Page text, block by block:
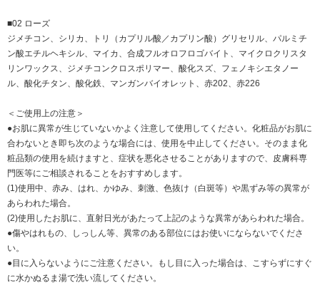
■02 ローズ
ジメチコン、シリカ、トリ（カプリル酸／カプリン酸）グリセリル、パルミチ
ン酸エチルヘキシル、マイカ、合成フルオロフロゴバイト、マイクロクリスタ
リンワックス、ジメチコンクロスポリマー、酸化スズ、フェノキシエタノー
ル、酸化チタン、酸化鉄、マンガンバイオレット、赤202、赤226
＜ご使用上の注意＞
●お肌に異常が生じていないかよく注意して使用してください。化粧品がお肌に
合わないとき即ち次のような場合には、使用を中止してください。そのまま化
粧品類の使用を続けますと、症状を悪化させることがありますので、皮膚科専
門医等にご相談されることをおすすめします。
(1)使用中、赤み、はれ、かゆみ、刺激、色抜け（白斑等）や黒ずみ等の異常が
あらわれた場合。
(2)使用したお肌に、直射日光があたって上記のような異常があらわれた場合。
●傷やはれもの、しっしん等、異常のある部位にはお使いにならないでくださ
い。
●目に入らないようにご注意ください。もし目に入った場合は、こすらずにすぐ
に水かぬるま湯で洗い流してください。